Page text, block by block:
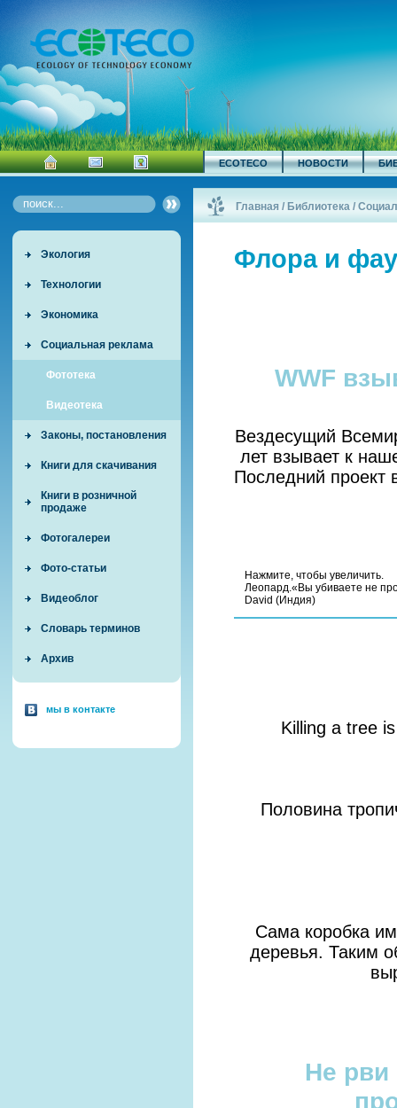
ECOTECO НОВОСТИ
Экология
Технологии
Экономика
Социальная реклама
Фототека
Видеотека
Законы, постановления
Книги для скачивания
Книги в розничной
продаже
Фотогалереи
Фото-статьи
Видеоблог
Словарь терминов
Архив
мы в контакте
Главная / Библиотека /
Флора и
WWF
Вездесущий
лет взывает к
Последний проект
Нажмите, чтобы увеличить.
Леопард.«Вы убиваете не
David (Индия)
Killing a tree
Половина
Сама коробка
деревья. Таким
Не рви